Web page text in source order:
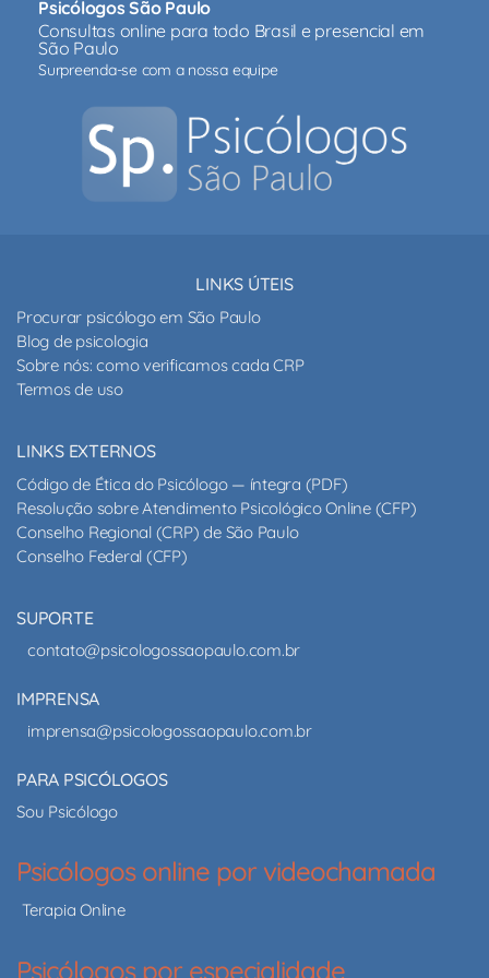
Psicólogos São Paulo
Consultas online para todo Brasil e presencial em
São Paulo
Surpreenda-se com a nossa equipe
LINKS ÚTEIS
Procurar psicólogo em São Paulo
Blog de psicologia
Sobre nós: como verificamos cada CRP
Termos de uso
LINKS EXTERNOS
Código de Ética do Psicólogo — íntegra (PDF)
Resolução sobre Atendimento Psicológico Online (CFP)
Conselho Regional (CRP) de São Paulo
Conselho Federal (CFP)
SUPORTE
contato@psicologossaopaulo.com.br
IMPRENSA
imprensa@psicologossaopaulo.com.br
PARA PSICÓLOGOS
Sou Psicólogo
Psicólogos online por videochamada
Terapia Online
Psicólogos por especialidade